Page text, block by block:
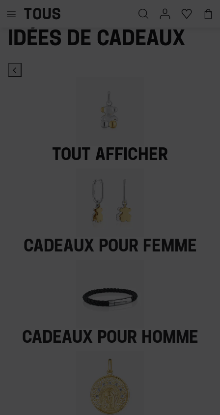
Idées de cadeaux
Tout afficher
Cadeaux pour femme
Cadeaux pour homme